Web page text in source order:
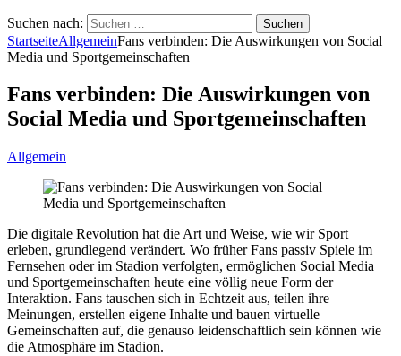
Suchen nach:
StartseiteAllgemeinFans verbinden: Die Auswirkungen von Social
Media und Sportgemeinschaften
Fans verbinden: Die Auswirkungen von
Social Media und Sportgemeinschaften
Allgemein
Die digitale Revolution hat die Art und Weise, wie wir Sport
erleben, grundlegend verändert. Wo früher Fans passiv Spiele im
Fernsehen oder im Stadion verfolgten, ermöglichen Social Media
und Sportgemeinschaften heute eine völlig neue Form der
Interaktion. Fans tauschen sich in Echtzeit aus, teilen ihre
Meinungen, erstellen eigene Inhalte und bauen virtuelle
Gemeinschaften auf, die genauso leidenschaftlich sein können wie
die Atmosphäre im Stadion.